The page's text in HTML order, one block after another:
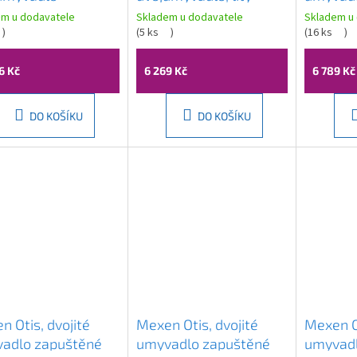
litý
bílá, 68141
u dodavatele
)
Kč
DO KOŠÍKU
mramor, 121x51,5cm,
bílá, AC121
Skladem u dodavatele
(5 ks )
6 269 Kč
DO KOŠÍKU
do
černá
Skladem
(16 ks )
6 789 Kč
Otis, dvojité
zapuštěné
Mexen Otis, dvojité
umyvadlo zapuštěné
Mexen